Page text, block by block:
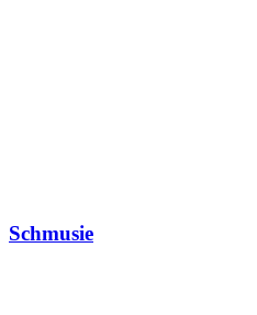
Schmusie